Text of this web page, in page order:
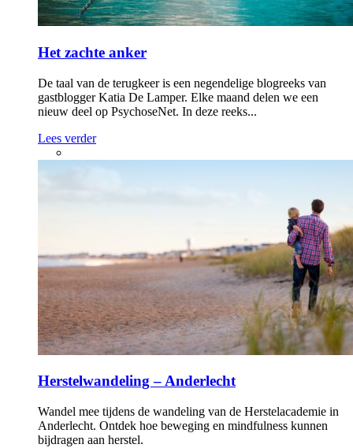
Het zachte anker
De taal van de terugkeer is een negendelige blogreeks van
gastblogger Katia De Lamper. Elke maand delen we een
nieuw deel op PsychoseNet. In deze reeks...
Lees verder
Herstelwandeling – Anderlecht
Wandel mee tijdens de wandeling van de Herstelacademie in
Anderlecht. Ontdek hoe beweging en mindfulness kunnen
bijdragen aan herstel.